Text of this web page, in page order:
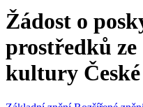
Žádost o
prostředků
kultury